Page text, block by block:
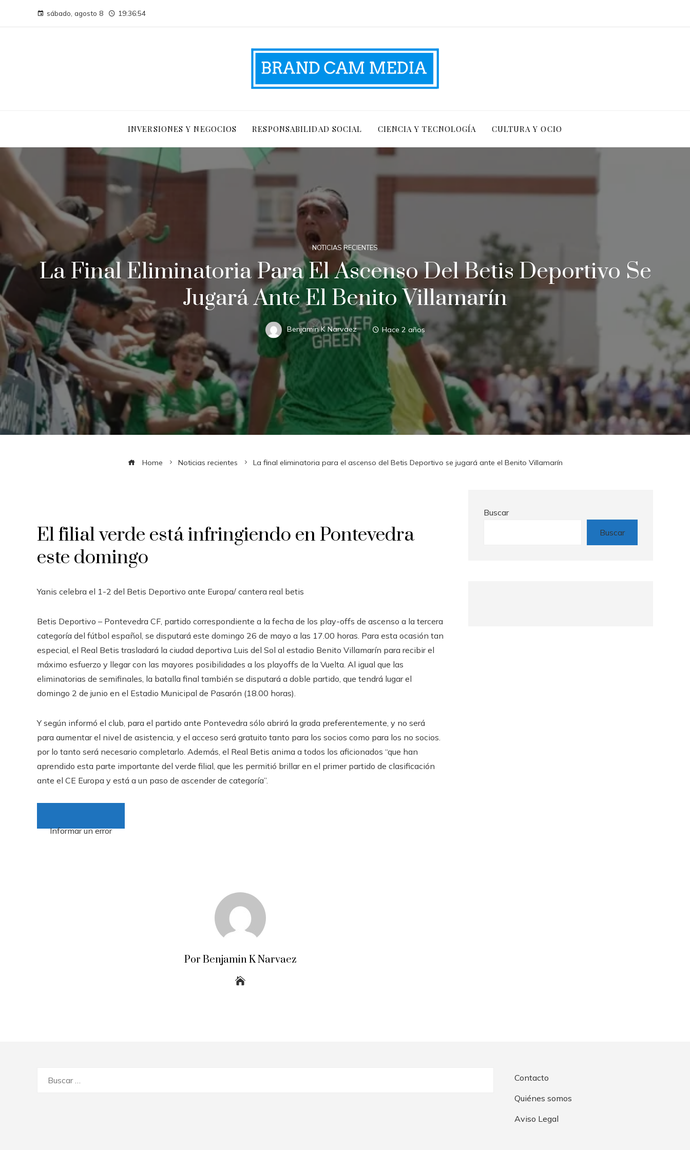
sábado, agosto 8 19:36:55
INVERSIONES Y NEGOCIOS RESPONSABILIDAD SOCIAL CIENCIA Y TECNOLOGÍA CULTURA Y OCIO
NOTICIAS RECIENTES
La Final Eliminatoria Para El Ascenso Del Betis Deportivo Se
Jugará Ante El Benito Villamarín
Benjamin K Narvaez Hace 2 años
Home Noticias recientes La final eliminatoria para el ascenso del Betis Deportivo se jugará ante el Benito Villamarín
El filial verde está infringiendo en Pontevedra
este domingo
Yanis celebra el 1-2 del Betis Deportivo ante Europa/ cantera real betis
Betis Deportivo – Pontevedra CF, partido correspondiente a la fecha de los play-offs de ascenso a la tercera
categoría del fútbol español, se disputará este domingo 26 de mayo a las 17.00 horas. Para esta ocasión tan
especial, el Real Betis trasladará la ciudad deportiva Luis del Sol al estadio Benito Villamarín para recibir el
máximo esfuerzo y llegar con las mayores posibilidades a los playoffs de la Vuelta. Al igual que las
eliminatorias de semifinales, la batalla final también se disputará a doble partido, que tendrá lugar el
domingo 2 de junio en el Estadio Municipal de Pasarón (18.00 horas).
Y según informó el club, para el partido ante Pontevedra sólo abrirá la grada preferentemente, y no será
para aumentar el nivel de asistencia, y el acceso será gratuito tanto para los socios como para los no socios.
por lo tanto será necesario completarlo. Además, el Real Betis anima a todos los aficionados “que han
aprendido esta parte importante del verde filial, que les permitió brillar en el primer partido de clasificación
ante el CE Europa y está a un paso de ascender de categoría”.
Informar un error
Por Benjamin K Narvaez
Buscar
Buscar
Contacto
Quiénes somos
Aviso Legal